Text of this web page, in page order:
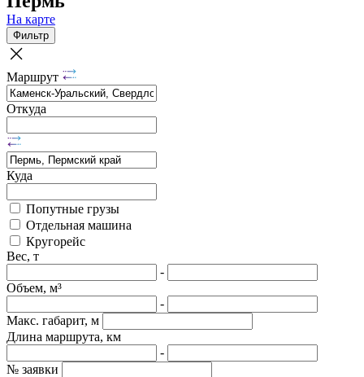
На карте
Фильтр
Маршрут
Откуда
Куда
Попутные грузы
Отдельная машина
Кругорейс
Вес, т
-
Объем, м³
-
Макс. габарит, м
Длина маршрута, км
-
№ заявки